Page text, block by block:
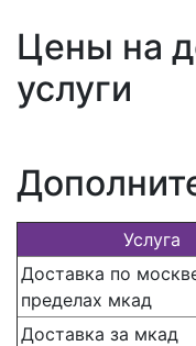
Цены на
услуги
Услуга
Доставка по
пределах мкад
Доставка за мкад